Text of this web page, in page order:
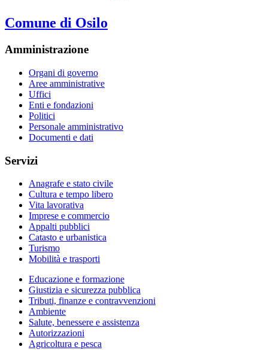
Comune di Osilo
Amministrazione
Organi di governo
Aree amministrative
Uffici
Enti e fondazioni
Politici
Personale amministrativo
Documenti e dati
Servizi
Anagrafe e stato civile
Cultura e tempo libero
Vita lavorativa
Imprese e commercio
Appalti pubblici
Catasto e urbanistica
Turismo
Mobilità e trasporti
Educazione e formazione
Giustizia e sicurezza pubblica
Tributi, finanze e contravvenzioni
Ambiente
Salute, benessere e assistenza
Autorizzazioni
Agricoltura e pesca